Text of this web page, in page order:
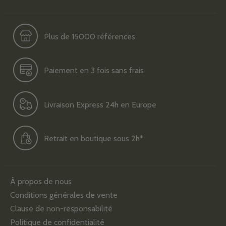
Plus de 15000 références
Paiement en 3 fois sans frais
Livraison Express 24h en Europe
Retrait en boutique sous 2h*
À propos de nous
Conditions générales de vente
Clause de non-responsabilité
Politique de confidentialité